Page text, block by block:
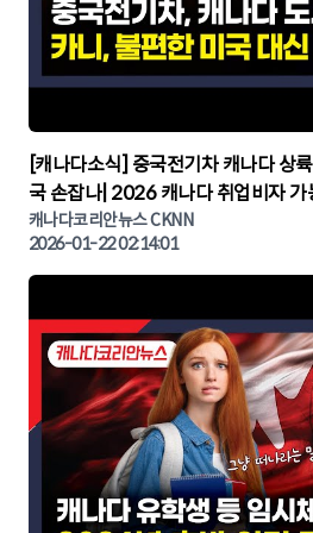
▶
[캐나다소식] 중국전기차 캐나다 상
국 손잡나| 2026 캐나다 취업비자 가
나다뉴스 | CKNNEWS, 캐나다코리안
캐나다코리안뉴스 CKNN
2026-01-22 02:14:01